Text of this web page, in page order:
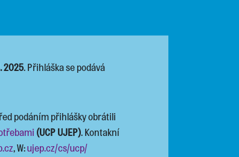
2025. Přihláška se podává
podáním přihlášky obrátili
(UCP UJEP). Kontakní
, W:ujep.cz/cs/ucp/